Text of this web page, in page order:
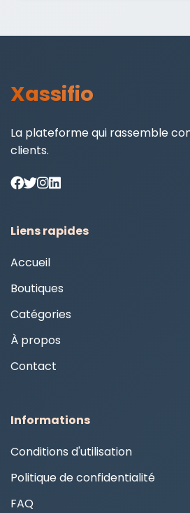
Xassifio
La plateforme qui rassemble
clients.
Liens rapides
Accueil
Boutiques
Catégories
À propos
Contact
Informations
Conditions d'utilisation
Politique de confidentialité
FAQ